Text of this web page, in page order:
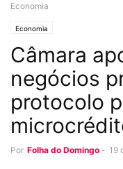
Economia
Economia
Câmara
negócios
protocolo
Por Folha do Domingo - 19